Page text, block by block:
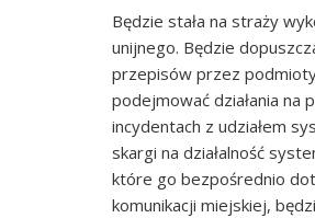
Będzie stała na straży
unijnego. Będzie
przepisów przez
podejmować działania na
incydentach z udziałem
skargi na działalność
które go bezpośrednio
komunikacji miejskiej,